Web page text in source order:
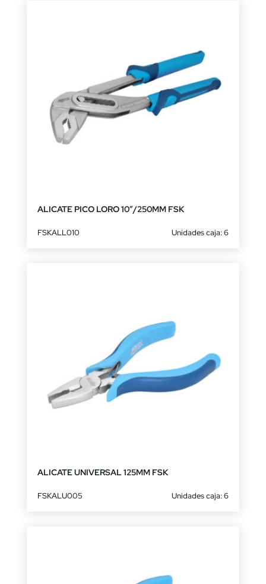
ALICATE PICO LORO 10″/250MM FSK
FSKALL010 Unidades caja: 6
ALICATE UNIVERSAL 125MM FSK
FSKALU005 Unidades caja: 6